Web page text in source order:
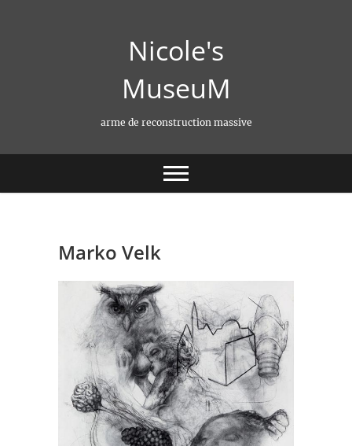
Nicole's
MuseuM
arme de reconstruction massive
Marko Velk